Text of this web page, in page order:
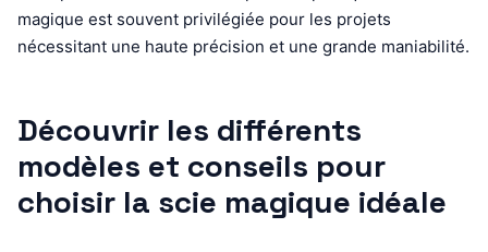
magique est souvent privilégiée pour les projets
nécessitant une haute précision et une grande maniabilité.
Découvrir les différents
modèles et conseils pour
choisir la scie magique idéale